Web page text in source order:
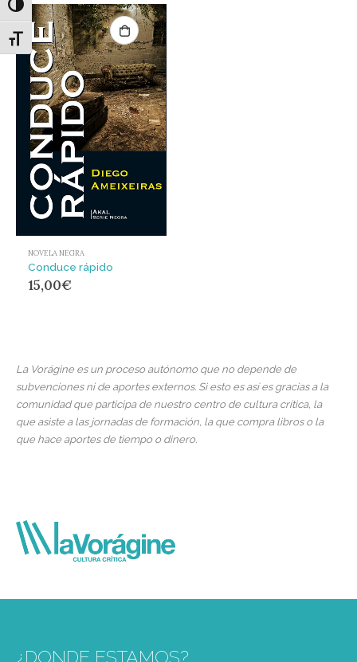
Alternar alto contraste
Alternar tamaño de letra
NOVELA NEGRA
Conduce rápido
15,00€
La Vorágine es un proceso autónomo que no depende de
subvenciones ni de aportes externos. Si esto es así es gracias a la
comunidad que participa de nuestro centro de cultura crítica, la
que asiste a las jornadas de formación, la que compra libros o la
que hace aportes de tiempo o dinero.
¿DONDE ESTAMOS?